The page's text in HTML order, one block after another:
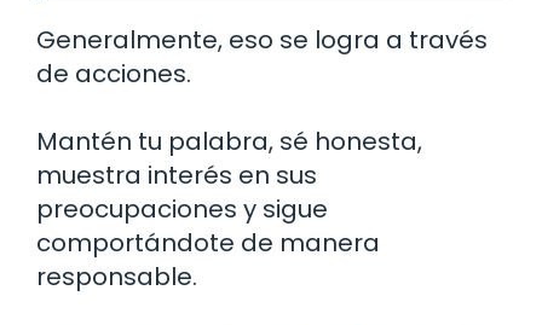
Generalmente, eso se logra a través
de acciones.
Mantén tu palabra, sé honesta,
muestra interés en sus
preocupaciones y sigue
comportándote de manera
responsable.